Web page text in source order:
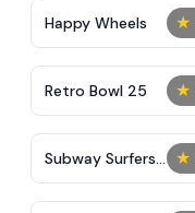
★
Happy Wheels
★
Retro Bowl 25
★
Subway Surfers
Unblocked